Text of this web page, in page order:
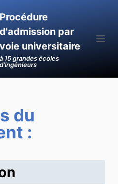
Procédure
d'admission par
voie universitaire
à 15 grandes écoles
d'ingénieurs
du
: